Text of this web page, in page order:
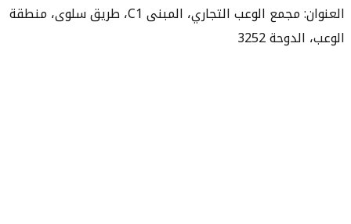
العنوان: مجمع الوعب التجاري، المبنى C1، طريق سلوى، منطقة
الوعب، الدوحة 3252